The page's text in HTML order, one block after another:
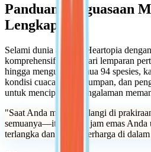
Panduan Penguasaan
Lengkap
Selami dunia akuatik Heartopia
komprehensif kami. Dari lemparan
hingga menguasai semua 94 spesies,
kondisi cuaca, pilihan umpan, dan
untuk menciptakan pengalaman
"Saat Anda melihat pelangi di
semuanya—itu adalah jam emas Anda
terlangka dan paling berharga di dalam